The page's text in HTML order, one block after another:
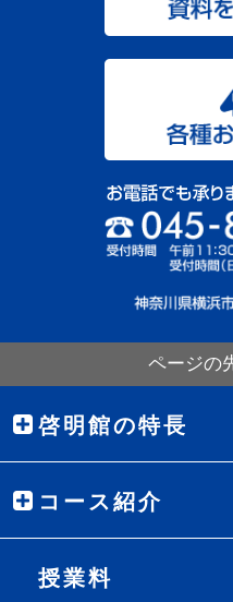
ページの
啓明館の特長
コース紹介
授業料